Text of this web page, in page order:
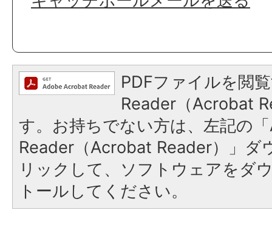
PDFファイルを閲
Reader（Acrobat
す。お持ちでない方は、左記の
Reader（Acrobat Reader）」ダ
リックして、ソフトウェアをダ
トールしてください。